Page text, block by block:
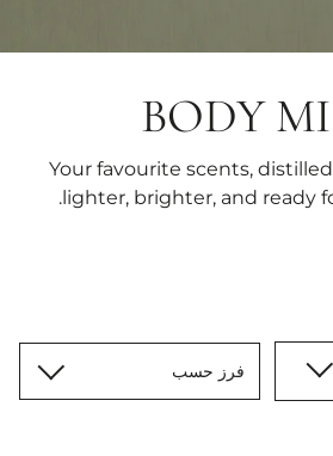
Your favourite scents,
lighter, brighter, and ready
فرز حسب